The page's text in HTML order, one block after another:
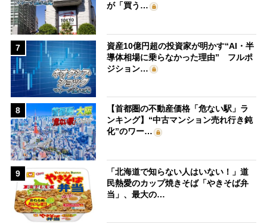
が「買う…
7
資産10億円超の投資家が明かす“AI・半
導体相場に乗らなかった理由” フルポ
ジション…
8
【首都圏の不動産価格「危ない駅」ラ
ンキング】“中古マンション売れ行き鈍
化”のワー…
9
「北海道で知らない人はいない！」道
民熱愛のカップ焼きそば「やきそば弁
当」、最大の…